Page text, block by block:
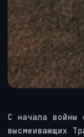
С начала войны
высмеивающих